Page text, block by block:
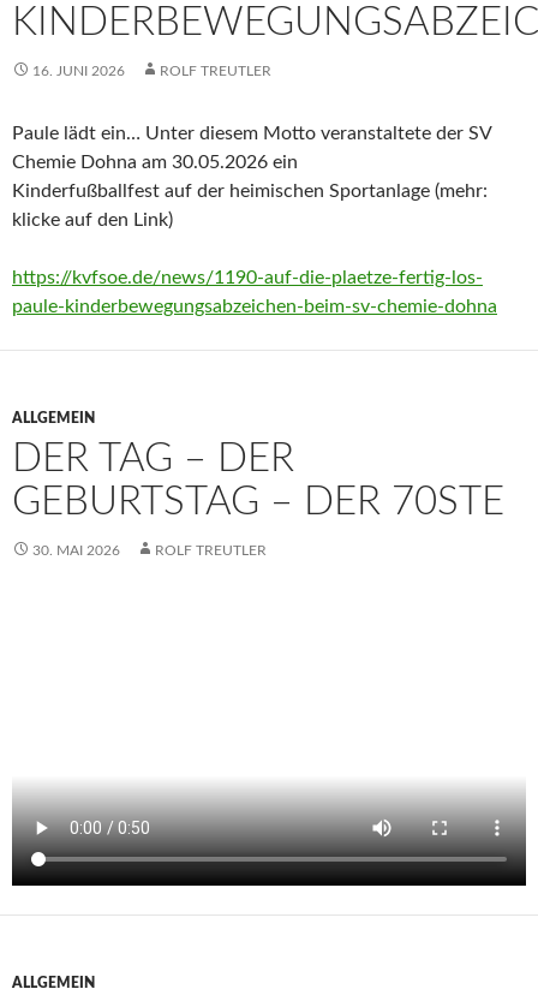
16. JUNI 2026 ROLF TREUTLER
Paule lädt ein… Unter diesem Motto veranstaltete der SV
Chemie Dohna am 30.05.2026 ein
Kinderfußballfest auf der heimischen Sportanlage (mehr:
klicke auf den Link)
https://kvfsoe.de/news/1190-auf-die-plaetze-fertig-los-
paule-kinderbewegungsabzeichen-beim-sv-chemie-dohna
ALLGEMEIN
DER TAG – DER
GEBURTSTAG – DER 70STE
30. MAI 2026 ROLF TREUTLER
ALLGEMEIN